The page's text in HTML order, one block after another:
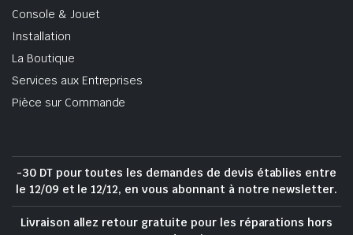
Console & Jouet
Installation
La Boutique
Services aux Entreprises
Pièce sur Commande
-30 DT pour toutes les demandes de devis établies entre
le 12/09 et le 12/12, en vous abonnant à notre newsletter.
Livraison allez retour gratuite pour les réparations hors